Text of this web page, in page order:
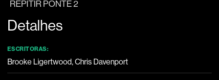
REPITIR PONTE 2
Detalhes
ESCRITORAS:
Brooke Ligertwood, Chris Davenport